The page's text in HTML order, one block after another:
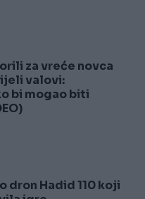
za vreće novca
valovi:
bi mogao biti
dron Hadid 110 koji